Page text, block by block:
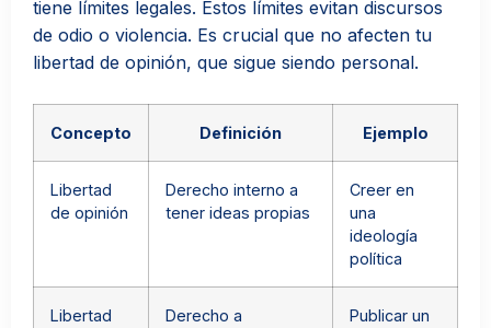
tiene límites legales. Estos límites evitan discursos
de odio o violencia. Es crucial que no afecten tu
libertad de opinión, que sigue siendo personal.
Concepto Definición Ejemplo
Libertad
de opinión
Derecho interno a
tener ideas propias
Creer en
una
ideología
política
Libertad
Derecho a
Publicar un